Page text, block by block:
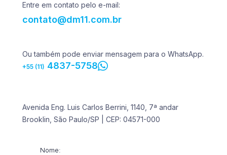
Entre em contato pelo e-mail:
contato@dm11.com.br
Ou também pode enviar mensagem para o WhatsApp.
+55 (11) 4837-5758
Avenida Eng. Luis Carlos Berrini, 1140, 7ª andar
Brooklin, São Paulo/SP | CEP: 04571-000
Nome: